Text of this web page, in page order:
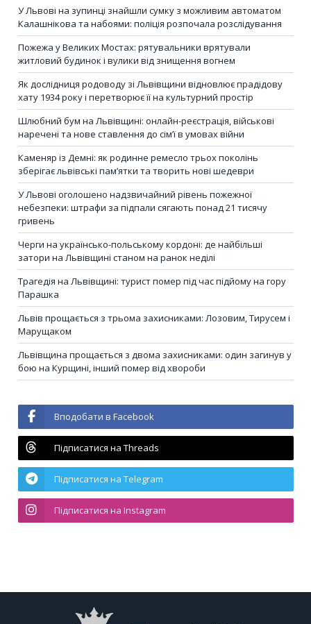
У Львові на зупинці знайшли сумку з можливим автоматом
Калашнікова та набоями: поліція розпочала розслідування
Пожежа у Великих Мостах: рятувальники врятували
житловий будинок і вулики від знищення вогнем
Як дослідниця родоводу зі Львівщини відновлює прадідову
хату 1934 року і перетворює її на культурний простір
Шлюбний бум на Львівщині: онлайн-реєстрація, військові
наречені та нове ставлення до сім’ї в умовах війни
Каменяр із Демні: як родинне ремесло трьох поколінь
зберігає львівські пам’ятки та творить нові шедеври
У Львові оголошено надзвичайний рівень пожежної
небезпеки: штрафи за підпали сягають понад 21 тисячу
гривень
Черги на українсько-польському кордоні: де найбільші
затори на Львівщині станом на ранок неділі
Трагедія на Львівщині: турист помер під час підйому на гору
Парашка
Львів прощається з трьома захисниками: Лозовим, Тирусем і
Марущаком
Львівщина прощається з двома захисниками: один загинув у
бою на Курщині, інший помер від хвороби
Вподобати в Facebook
Підписатися на Threads
Підписатися на Telegram
Підписатися на Instagram